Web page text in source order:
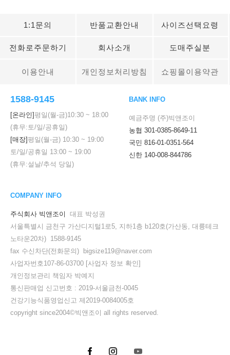
세요!
1:1문의 반품교환안내 사이즈선택요령
전화로주문하기 회사소개 도매주실분
이용안내 개인정보처리방침 쇼핑몰이용약관
1588-9145
[온라인]평일(월-금)10:30 ~ 18:00
(휴무:토/일/공휴일)
[매장]평일(월-금) 10:30 ~ 19:00
토/일/공휴일 13:00 ~ 19:00
(휴무:설날/추석 당일)
BANK INFO
예금주명 (주)빅앤조이
농협 301-0385-8649-11
국민 816-01-0351-564
신한 140-008-844786
COMPANY INFO
주식회사 빅앤조이
대표 박성권
서울특별시 금천구 가산디지털1로5, 지하1층 b120호(가산동, 대륭테크
노타운20차) 1588-9145
fax 수신차단(전화문의) bigsize119@naver.com
사업자번호107-86-03700 [사업자 정보 확인]
개인정보관리 책임자 박예지
통신판매업 신고번호 : 2019-서울금천-0045
건강기능식품영업신고 제2019-0084005호
copyright since2004©빅앤조이 all rights reserved.